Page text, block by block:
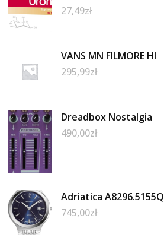
27,49zł
VANS MN FILMORE HI
295,99zł
Dreadbox Nostalgia
490,00zł
Adriatica A8296.5155Q
745,00zł